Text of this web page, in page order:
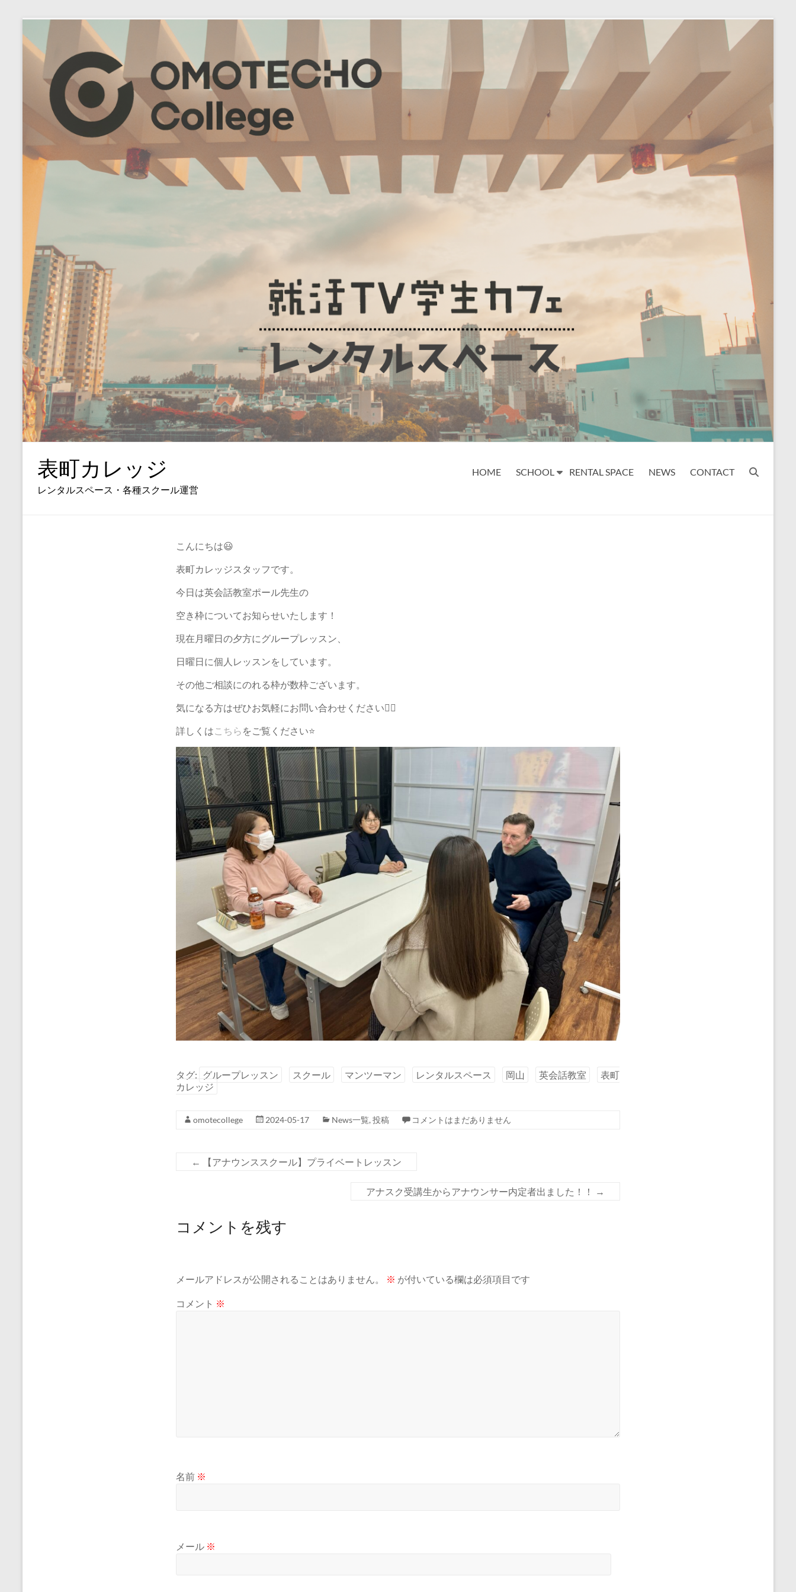
コ
ン
テ
表町カレッジ
レンタルスペース・各種スクール運営
HOME SCHOOL RENTAL SPACE NEWS CONTACT
こんにちは😃
表町カレッジスタッフです。
今日は英会話教室ポール先生の
空き枠についてお知らせいたします！
現在月曜日の夕方にグループレッスン、
日曜日に個人レッスンをしています。
その他ご相談にのれる枠が数枠ございます。
気になる方はぜひお気軽にお問い合わせください🙋‍♀️
詳しくはこちら をご覧ください⭐️
タグ: グループレッスン スクール マンツーマン レンタルスペース 岡山 英会話教室
表町
カレッジ
omotecollege 2024-05-17 News一覧,投稿 コメントはまだありません
← 【アナウンススクール】プライベートレッスン
アナスク受講生からアナウンサー内定者出ました！！ →
コメントを残す
メールアドレスが公開されることはありません。 ※ が付いている欄は必須項目です
コメント ※
名前 ※
メール ※